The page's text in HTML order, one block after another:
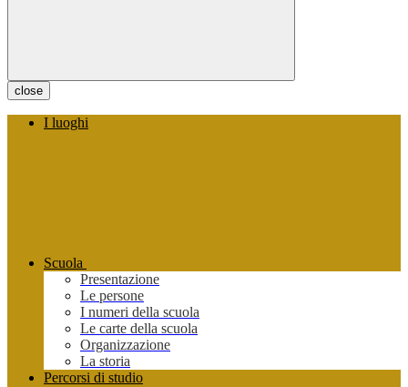
close
I luoghi
Scuola
Presentazione
Le persone
I numeri della scuola
Le carte della scuola
Organizzazione
La storia
Percorsi di studio